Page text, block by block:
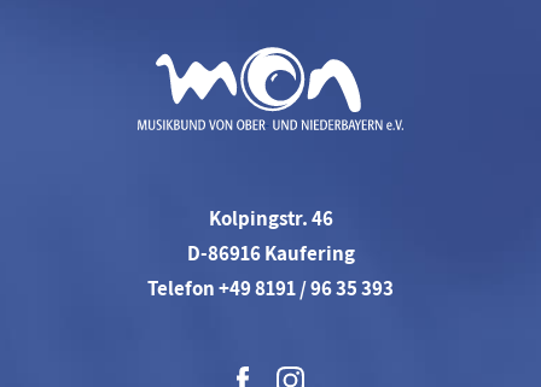
Kolpingstr. 46
D-86916 Kaufering
Telefon +49 8191 / 96 35 393